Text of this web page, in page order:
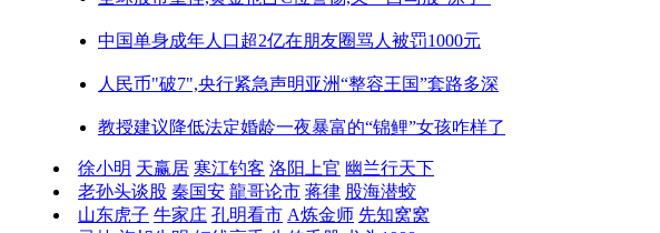
中国单身成年人口超2亿在朋友圈骂人被罚1000元
人民币"破7",央行紧急声明亚洲“整容王国”套路多深
教授建议降低法定婚龄一夜暴富的“锦鲤”女孩咋样了
徐小明 天赢居 寒江钓客 洛阳上官 幽兰行天下
老孙头谈股 秦国安 龍哥论市 蒋律 股海潜蛟
山东虎子 牛家庄 孔明看市 A炼金师 先知窝窝